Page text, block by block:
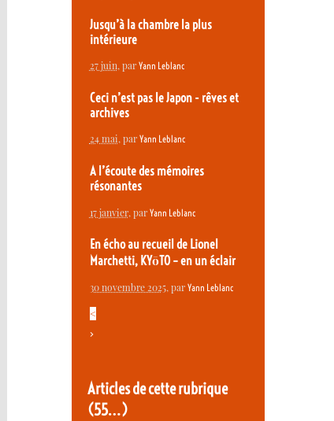
Jusqu’à la chambre la plus
intérieure
27 juin, par Yann Leblanc
Ceci n’est pas le Japon - rêves et
archives
24 mai, par Yann Leblanc
A l’écoute des mémoires
résonantes
17 janvier, par Yann Leblanc
En écho au recueil de Lionel
Marchetti, KYōTO – en un éclair
30 novembre 2025, par Yann Leblanc
<
>
Articles de cette rubrique
(55…)